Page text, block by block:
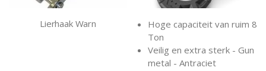
Lierhaak Warn
Hoge capaciteit van ruim 8
Ton
Veilig en extra sterk - Gun
metal - Antraciet